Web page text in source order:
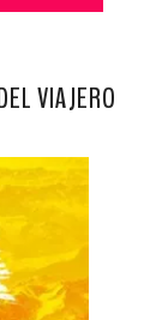
VIAJERO